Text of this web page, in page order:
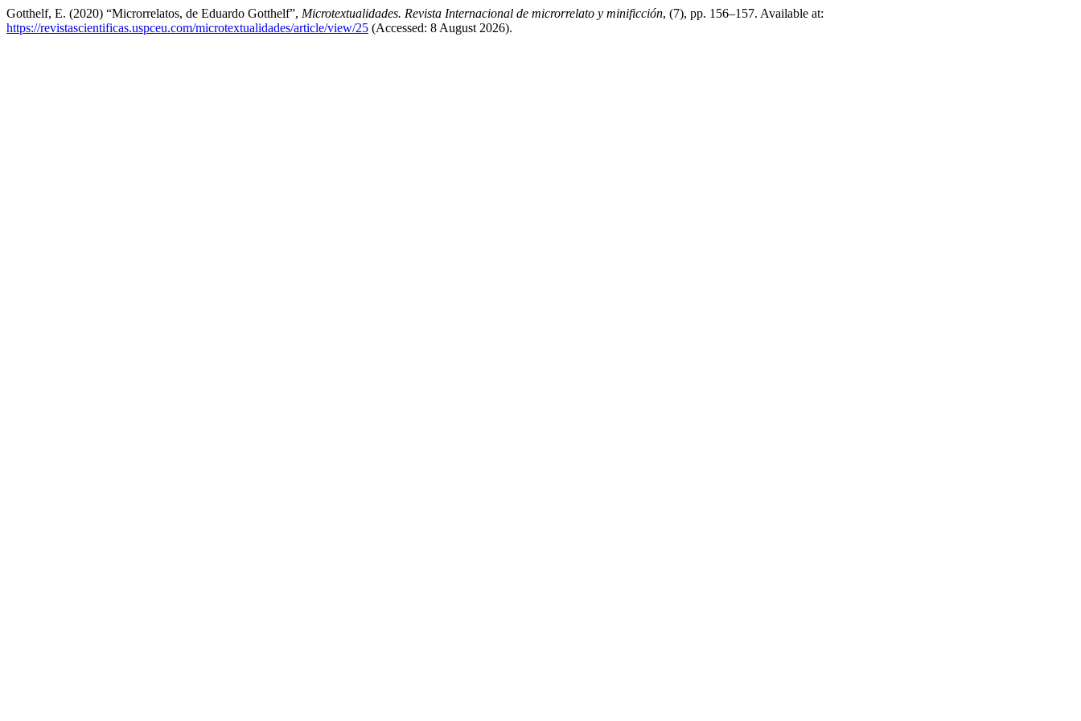
Gotthelf, E. (2020) “Microrrelatos, de Eduardo Gotthelf”, Microtextualidades. Revista Internacional de microrrelato y minificción, (7), pp. 156–157. Available at:
https://revistascientificas.uspceu.com/microtextualidades/article/view/25 (Accessed: 8 August 2026).